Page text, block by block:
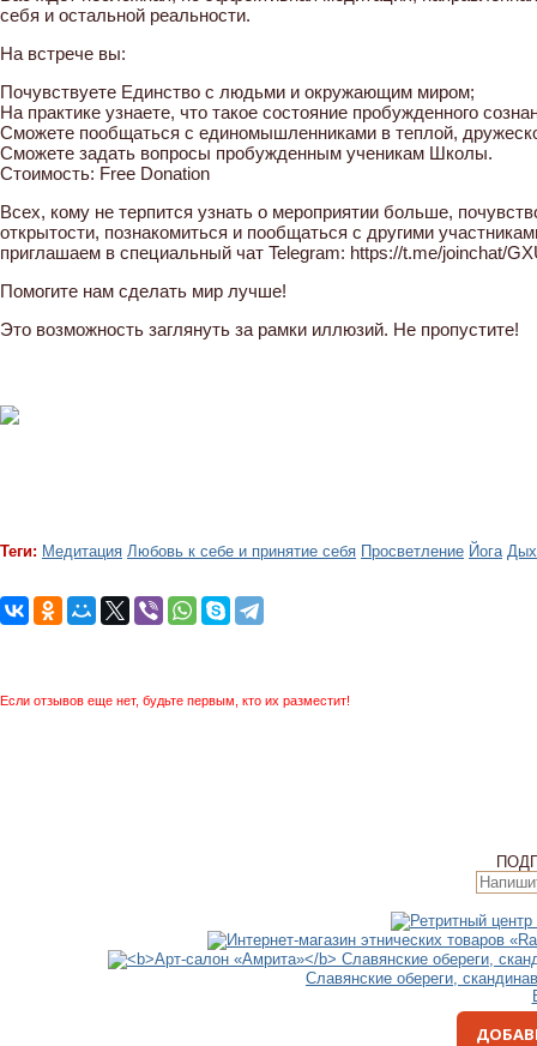
себя и остальной реальности.
На встрече вы:
Почувствуете Единство с людьми и окружающим миром;
На практике узнаете, что такое состояние пробужденного
Сможете пообщаться с единомышленниками в теплой,
Сможете задать вопросы пробужденным ученикам Школы.
Стоимость: Free Donation
Всех, кому не терпится узнать о мероприятии больше,
открытости, познакомиться и пообщаться с другими
приглашаем в специальный чат Telegram: https://t.me/joinchat/
Помогите нам сделать мир лучше!
Это возможность заглянуть за рамки иллюзий. Не пропустите!
Теги: Медитация Любовь к себе и принятие себя Просветление Йога
Если отзывов еще нет, будьте первым, кто их разместит!
Славянские обереги,